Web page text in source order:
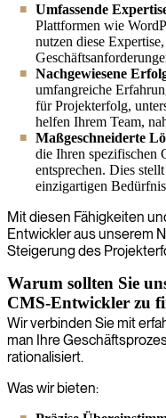
aufrechterhalten wird.
Umfassende
Plattformen wie
nutzen diese
Nachgewiesene
umfangreiche
für Projekterfolg,
helfen Ihrem Team,
Maßgeschneiderte
die Ihren spezifischen
entsprechen. Dies
einzigartigen
Mit diesen Fähigkeiten
Entwickler aus unserem
Steigerung des
Warum sollten Sie
CMS-Entwickler zu
Wir verbinden Sie mit
man Ihre
rationalisiert.
Was wir bieten: